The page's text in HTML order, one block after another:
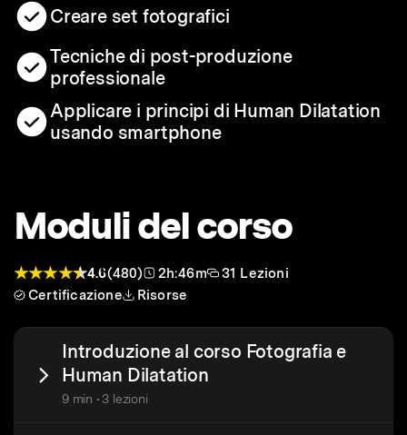
Creare set fotografici
Tecniche di post-produzione
professionale
Applicare i principi di Human Dilatation
usando smartphone
Moduli del corso
4.6(480) 2h:46m
31 Lezioni
Certificazione
Risorse
Introduzione al corso Fotografia e
Human Dilatation
9 min • 3 lezioni